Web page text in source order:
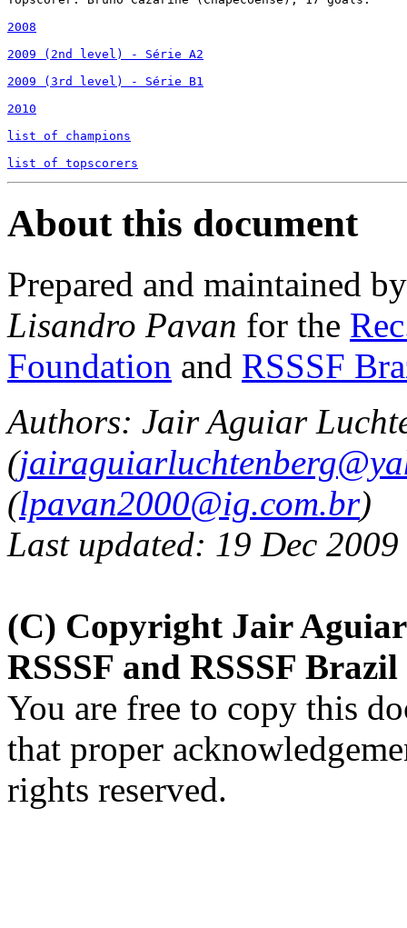
2008
2009 (2nd level) - Série A2
2009 (3rd level) - Série B1
2010
list of champions
list of topscorers
About this document
Prepared and maintained
Lisandro Pavan for the
Foundation and RSSSF
Authors: Jair Aguiar
(
(lpavan2000@ig.com.br)
Last updated: 19 Dec 2009
(C) Copyright Jair
RSSSF and RSSSF Brazil
You are free to copy this
that proper
rights reserved.